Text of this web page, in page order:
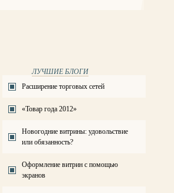
ЛУЧШИЕ БЛОГИ
Расширение торговых сетей
«Товар года 2012»
Новогодние витрины: удовольствие
или обязанность?
Оформление витрин с помощью
экранов